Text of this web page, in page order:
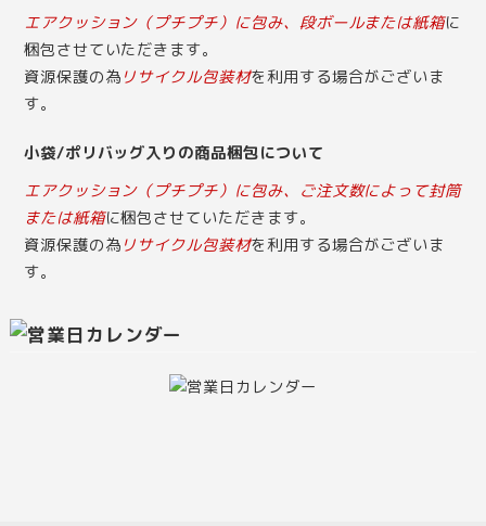
エアクッション（プチプチ）に包み、段ボールまたは紙箱に
梱包させていただきます。
資源保護の為 リサイクル包装材を利用する場合がございま
す。
小袋/ポリバッグ入りの商品梱包について
エアクッション（プチプチ）に包み、ご注文数によって封筒
または紙箱に梱包させていただきます。
資源保護の為 リサイクル包装材を利用する場合がございま
す。